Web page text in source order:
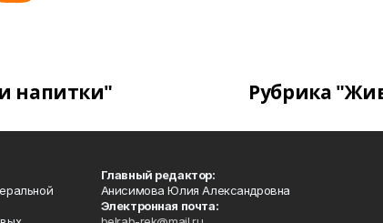
напитки" Рубрика
Главный редактор:
Анисимова Юлия Александровна
Электронная почта: